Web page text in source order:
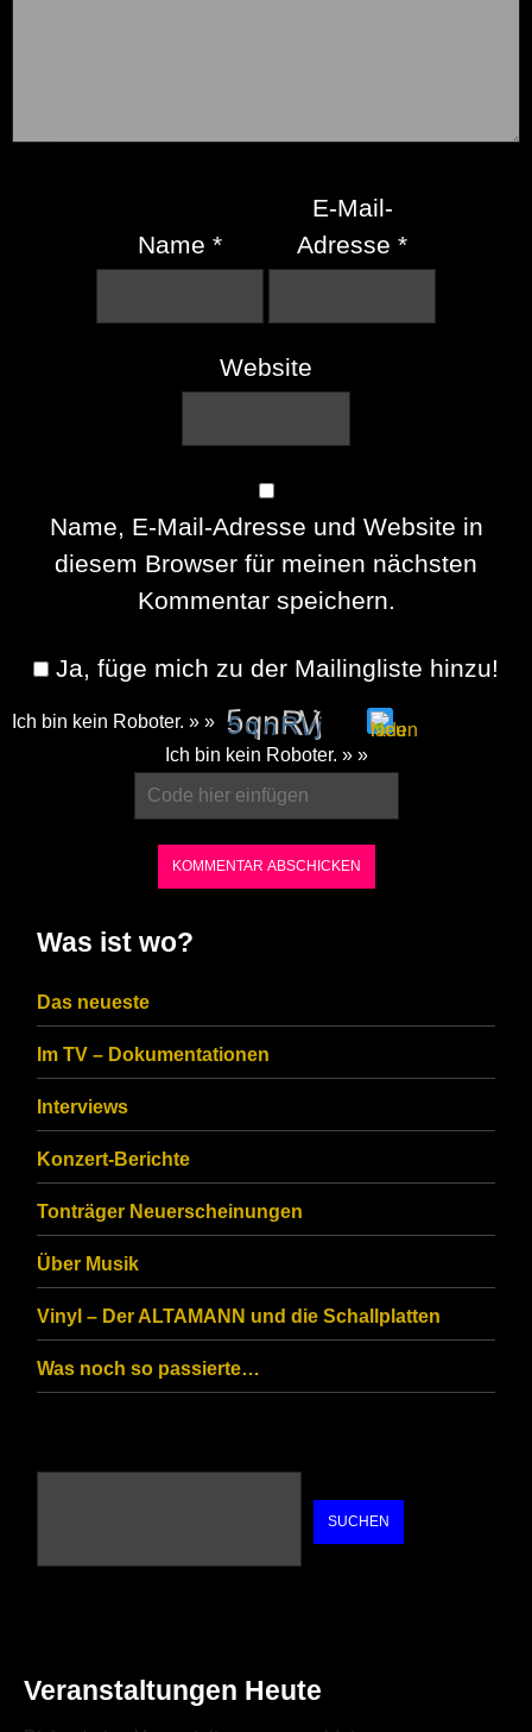
Name *
E-Mail-
Adresse*
Website
Name, E-Mail-Adresse und Website in
diesem Browser für meinen nächsten
Kommentar speichern.
Ja, füge mich zu der Mailingliste hinzu!
Ich bin kein Roboter. » »
CAPTCHA
ensure
that
you
are
human.
Ich bin kein Roboter. » »
Was ist wo?
Das neueste
Im TV – Dokumentationen
Interviews
Konzert-Berichte
Tonträger Neuerscheinungen
Über Musik
Vinyl – Der ALTAMANN und die Schallplatten
Was noch so passierte…
SUCHEN
Veranstaltungen Heute